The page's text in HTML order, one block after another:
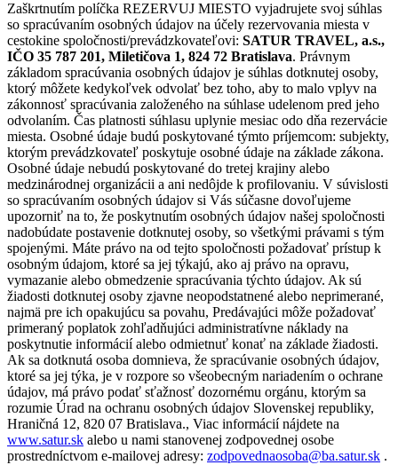
Zaškrtnutím políčka REZERVUJ MIESTO vyjadrujete svoj súhlas
so spracúvaním osobných údajov na účely rezervovania miesta v
cestokine spoločnosti/prevádzkovateľovi: SATUR TRAVEL, a.s.,
IČO 35 787 201, Miletičova 1, 824 72 Bratislava. Právnym
základom spracúvania osobných údajov je súhlas dotknutej osoby,
ktorý môžete kedykoľvek odvolať bez toho, aby to malo vplyv na
zákonnosť spracúvania založeného na súhlase udelenom pred jeho
odvolaním. Čas platnosti súhlasu uplynie mesiac odo dňa rezervácie
miesta. Osobné údaje budú poskytované týmto príjemcom: subjekty,
ktorým prevádzkovateľ poskytuje osobné údaje na základe zákona.
Osobné údaje nebudú poskytované do tretej krajiny alebo
medzinárodnej organizácii a ani nedôjde k profilovaniu. V súvislosti
so spracúvaním osobných údajov si Vás súčasne dovoľujeme
upozorniť na to, že poskytnutím osobných údajov našej spoločnosti
nadobúdate postavenie dotknutej osoby, so všetkými právami s tým
spojenými. Máte právo na od tejto spoločnosti požadovať prístup k
osobným údajom, ktoré sa jej týkajú, ako aj právo na opravu,
vymazanie alebo obmedzenie spracúvania týchto údajov. Ak sú
žiadosti dotknutej osoby zjavne neopodstatnené alebo neprimerané,
najmä pre ich opakujúcu sa povahu, Predávajúci môže požadovať
primeraný poplatok zohľadňujúci administratívne náklady na
poskytnutie informácií alebo odmietnuť konať na základe žiadosti.
Ak sa dotknutá osoba domnieva, že spracúvanie osobných údajov,
ktoré sa jej týka, je v rozpore so všeobecným nariadením o ochrane
údajov, má právo podať sťažnosť dozornému orgánu, ktorým sa
rozumie Úrad na ochranu osobných údajov Slovenskej republiky,
Hraničná 12, 820 07 Bratislava., Viac informácií nájdete na
www.satur.sk alebo u nami stanovenej zodpovednej osobe
prostredníctvom e-mailovej adresy: zodpovednaosoba@ba.satur.sk .